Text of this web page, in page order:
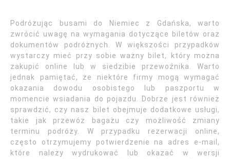
Podróżując busami do Niemiec z Gdańska, warto
zwrócić uwagę na wymagania dotyczące biletów oraz
dokumentów podróżnych. W większości przypadków
wystarczy mieć przy sobie ważny bilet, który można
zakupić online lub w siedzibie przewoźnika. Warto
jednak pamiętać, że niektóre firmy mogą wymagać
okazania dowodu osobistego lub paszportu w
momencie wsiadania do pojazdu. Dobrze jest również
sprawdzić, czy nasz bilet obejmuje dodatkowe usługi,
takie jak przewóz bagażu czy możliwość zmiany
terminu podróży. W przypadku rezerwacji online,
często otrzymujemy potwierdzenie na adres e-mail,
które należy wydrukować lub okazać w wersji